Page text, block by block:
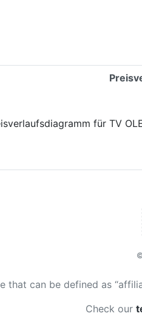
that can be defined as
Check our